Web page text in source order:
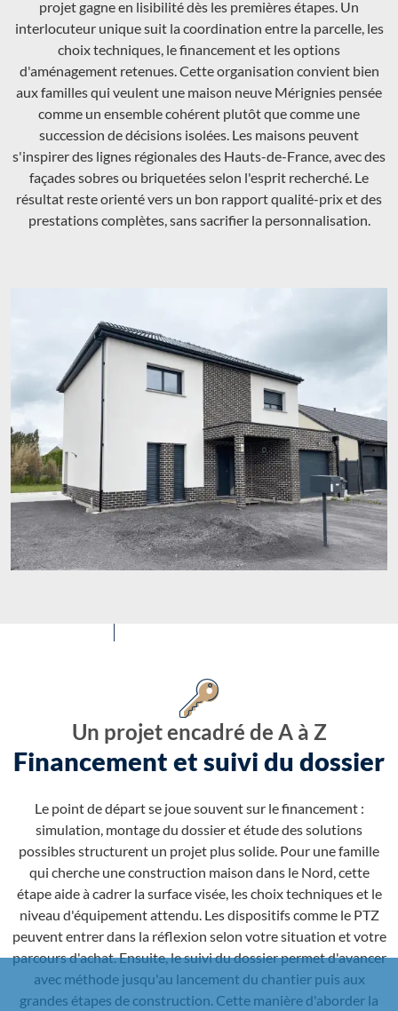
projet gagne en lisibilité dès les premières étapes. Un
interlocuteur unique suit la coordination entre la parcelle, les
choix techniques, le financement et les options
d'aménagement retenues. Cette organisation convient bien
aux familles qui veulent une maison neuve Mérignies pensée
comme un ensemble cohérent plutôt que comme une
succession de décisions isolées. Les maisons peuvent
s'inspirer des lignes régionales des Hauts-de-France, avec des
façades sobres ou briquetées selon l'esprit recherché. Le
résultat reste orienté vers un bon rapport qualité-prix et des
prestations complètes, sans sacrifier la personnalisation.
Un projet encadré de A à Z
Financement et suivi du dossier
Le point de départ se joue souvent sur le financement :
simulation, montage du dossier et étude des solutions
possibles structurent un projet plus solide. Pour une famille
qui cherche une construction maison dans le Nord, cette
étape aide à cadrer la surface visée, les choix techniques et le
niveau d'équipement attendu. Les dispositifs comme le PTZ
peuvent entrer dans la réflexion selon votre situation et votre
parcours d'achat. Ensuite, le suivi du dossier permet d'avancer
avec méthode jusqu'au lancement du chantier puis aux
grandes étapes de construction. Cette manière d'aborder la